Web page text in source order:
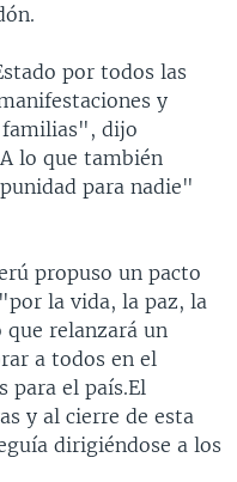
por todos las
y
familias", dijo
lo que también
para nadie"
propuso un pacto
la vida, la paz, la
relanzará un
a todos en el
para el país.El
y al cierre de esta
dirigiéndose a los